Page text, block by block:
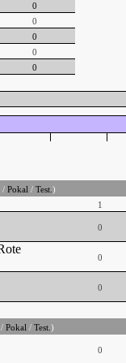
0
0
0
0
0
/ Pokal / Test. )
1
0
0
0
/ Pokal / Test. )
0